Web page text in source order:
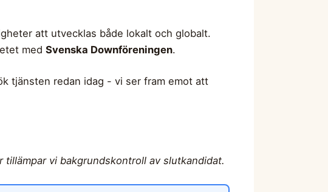
att utvecklas både lokalt och globalt.
med Svenska Downföreningen.
tjänsten redan idag - vi ser fram emot att
tillämpar vi bakgrundskontroll av slutkandidat.